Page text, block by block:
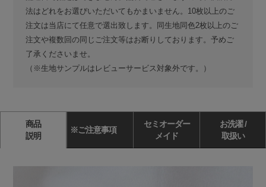
法はどれをお選びいただいてもかまいません。10枚以上のご
注文は当店にて任意で選出致します。同生地同色2枚以上のご
注文や複数回の同じご注文等はお断りしております。予めご
了承くださいませ。
（※生地サンプルはレビューサービス対象外です。）
商品
説明
※ご注意事項
セミオーダー
メイド
お洗濯 /
取扱い